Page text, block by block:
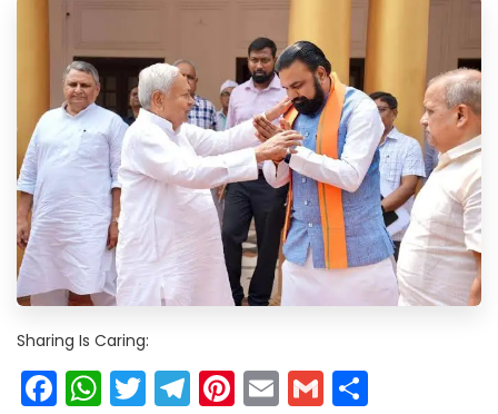
Sharing Is Caring:
Facebook
WhatsApp
Twitter
Telegram
Pinterest
EmailGmail